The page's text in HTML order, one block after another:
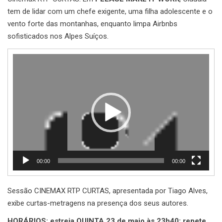
tem de lidar com um chefe exigente, uma filha adolescente e o
vento forte das montanhas, enquanto limpa Airbnbs
sofisticados nos Alpes Suíços.
00:00 00:00
Sessão CINEMAX RTP CURTAS, apresentada por Tiago Alves,
exibe curtas-metragens na presença dos seus autores.